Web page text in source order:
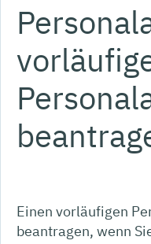
Einen vorläufigen
beantragen, wenn